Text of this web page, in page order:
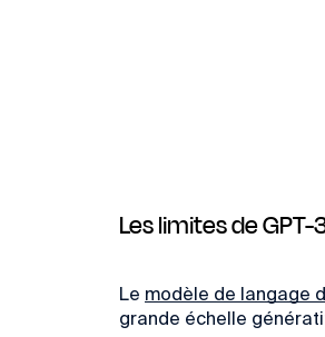
Les limites de
Le modèle de langage
grande échelle